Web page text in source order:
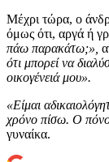
Μέχρι τώρα, ο
όμως ότι, αργά ή
πάω παρακάτω;»,
ότι μπορεί να
οικογένειά μου».
«Είμαι
χρόνο πίσω. Ο
γυναίκα.